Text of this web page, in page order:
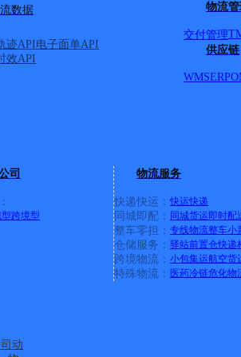
数据
迹API电子面单API
效API
物流
交付管理
供应链
WMSERP
司
跨境型
物流服务
快递快运： 快运快递
同城即配： 同城货运即时配
整车零担： 专线物流整车小
仓储服务： 驿站前置仓快递
跨境物流： 小包集运航空货
特殊物流： 医药冷链危化物
动
更多号码
地址
山路7号馆宇航
:烟墩镇,何湾镇
发镇
详情